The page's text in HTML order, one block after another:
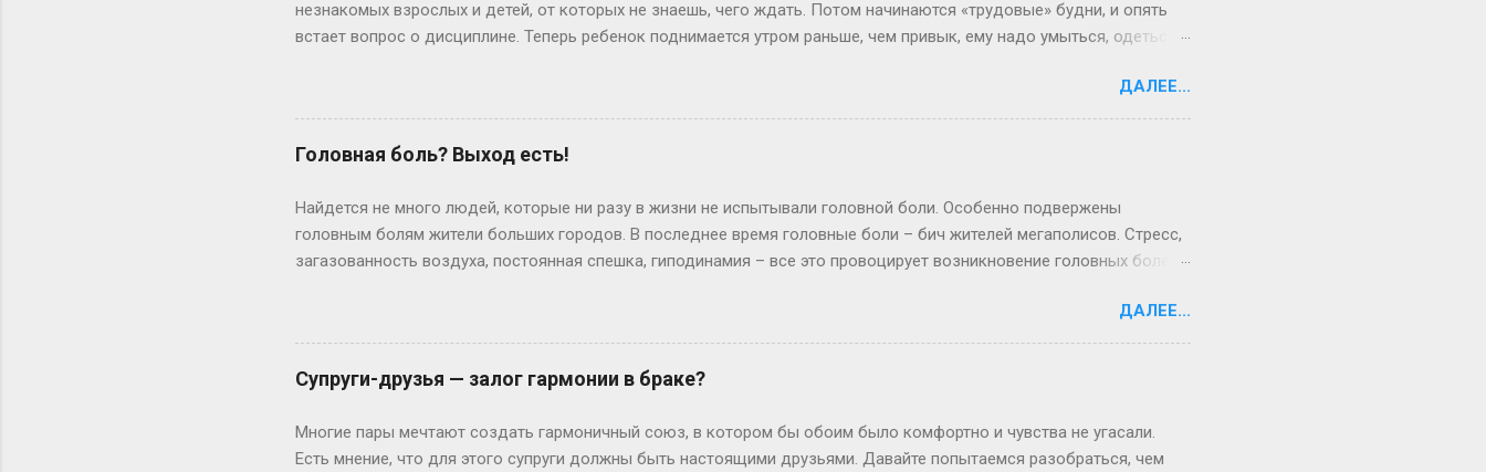
незнакомых взрослых и детей, от которых не знаешь, чего ждать. Потом начинаются «трудовые» будни, и опять
встает вопрос о дисциплине. Теперь ребенок поднимается утром раньше, чем привык, ему надо умыться, одеться,
опаздываете в школу, может иметь смысл спросить у него: «Дорогой, ты так долго одеваешься по утрам, что мы
или опаздываем, или ты уходишь, не позавтракав, а я опаздываю на работу. Что ты можешь предложить, чтобы
изменить ситуацию? » Очень часто дети все понимают и действительно находят выход из положения, причем
собственный, Я бы советовала написать распорядок дня и список обязанностей и повесить на двери комнаты или
на холодильнике, чтобы он был всегда на виду, и нельзя было сказать: «А я забыл», иначе вы окажетесь опять
втянутыми в бесконечный спор. Далеко не кажд...
ДАЛЕЕ...
Головная боль? Выход есть!
Найдется не много людей, которые ни разу в жизни не испытывали головной боли. Особенно подвержены
головным болям жители больших городов. В последнее время головные боли – бич жителей мегаполисов. Стресс,
загазованность воздуха, постоянная спешка, гиподинамия – все это провоцирует возникновение головных болей,
боль, человек начинает предполагать у себя страшные состояния, вроде опухоли мозга или аневризму сосудов
головы. К счастью, подобные заболевания встречаются довольно редко. Однако выяснить причину головных
болей надо обязательно! Головная боль – не диагноз, а симптом, это сигнал и просьба о помощи! Причинами ее
может быть мигрень, вегето-сосудистая дистония, интоксикация организма, черепномозговые травмы. У разных
групп пациентов могут быть разные причины головной боли. У детей – вегетососудистая дистония, переутомление.
У мужчин – так называемая головная боль напряжения. Для же...
ДАЛЕЕ...
Супруги-друзья — залог гармонии в браке?
Многие пары мечтают создать гармоничный союз, в котором бы обоим было комфортно и чувства не угасали.
Есть мнение, что для этого супруги должны быть настоящими друзьями. Давайте попытаемся разобраться, чем